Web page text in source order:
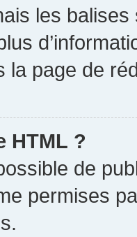
les
la page de
HTML ?
de
permises